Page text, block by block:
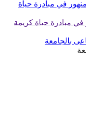
في مبادرة حياة
مبادرة حياة كريمة
بالجامعة